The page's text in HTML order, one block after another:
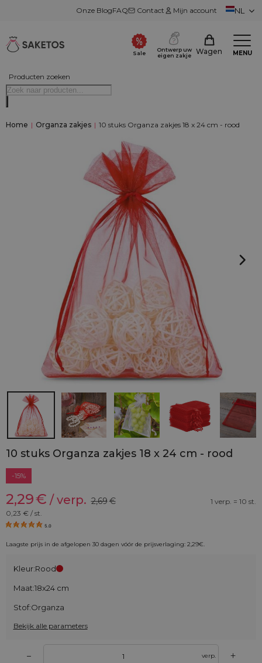
Onze BlogFAQ Contact Mijn account NL
Producten zoeken
Sale
Ontwerp uw
eigen zakje
Wagen MENU
Home | Organza zakjes | 10 stuks Organza zakjes 18 x 24 cm - rood
10 stuks Organza zakjes 18 x 24 cm - rood
-15%
2,29€ / verp. 2,69€
1 verp. = 10 st.
0,23 € / st.
5.0
Laagste prijs in de afgelopen 30 dagen vóór de prijsverlaging: 2,29€.
Kleur:Rood
Maat:18x24 cm
Stof:Organza
Bekijk alle parameters
– verp. +